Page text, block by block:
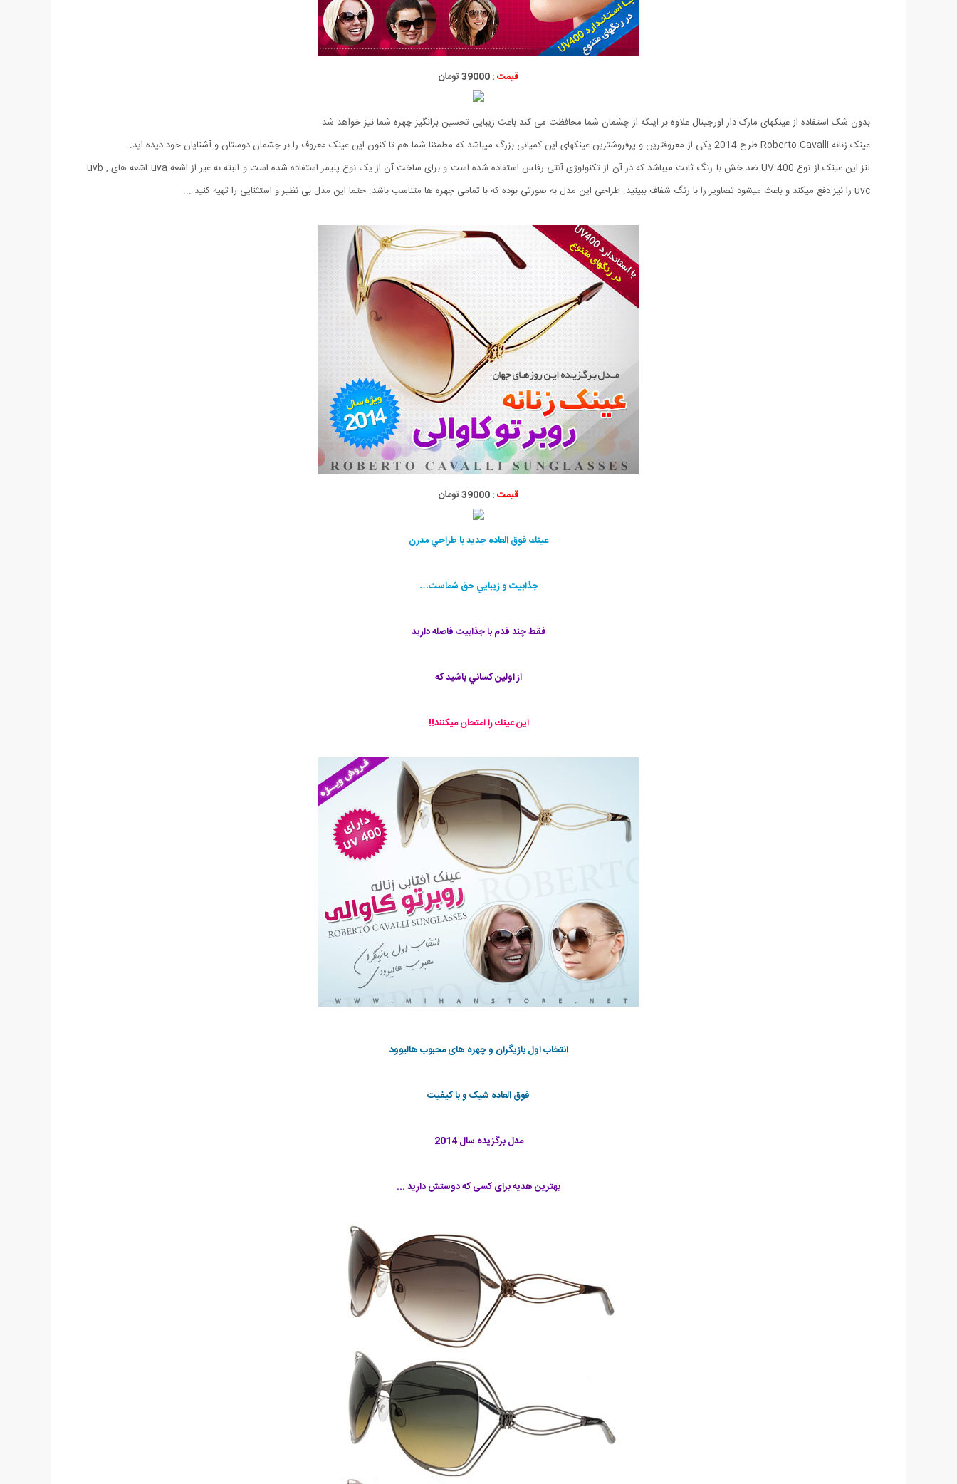
قیمت :39000 تومان
بدون شک استفاده از عینکهای مارک دار اورجینال علاوه بر اینکه از چشمان شما محافظت می کند باعث زیبایی تحسین برانگیز چهره شما نیز خواهد شد.
عینک زنانه Roberto Cavalli طرح 2014 یکی از معروفترین و پرفروشترین عینکهای این کمپانی بزرگ میباشد که مطمئنا شما هم تا کنون این عینک معروف را بر چشمان دوستان و آشنایان خود دیده اید.
لنز این عینک از نوع UV 400 ضد خش با رنگ ثابت میباشد که در آن از تکنولوژی آنتی رفلس استفاده شده است و برای ساخت آن از یک نوع پلیمر استفاده شده است و البته به غیر از اشعه uva اشعه های uvb ,
uvc را نیز دفع میکند و باعث میشود تصاویر را با رنگ شفاف ببینید. طراحی این مدل به صورتی بوده که با تمامی چهره ها متناسب باشد. حتما این مدل بی نظیر و استثنایی را تهیه کنید ...
قیمت :39000 تومان
عينك فوق العاده جديد با طراحي مدرن
جذابيت و زيبايي حق شماست…
فقط چند قدم با جذابيت فاصله داريد
از اولين كساني باشيد كه
اين عينك را امتحان ميكنند!!
انتخاب اول بازیگران و چهره های محبوب هالیوود
فوق العاده شیک و با کیفیت
مدل برگزیده سال 2014
بهترین هدیه برای کسی که دوستش دارید ...